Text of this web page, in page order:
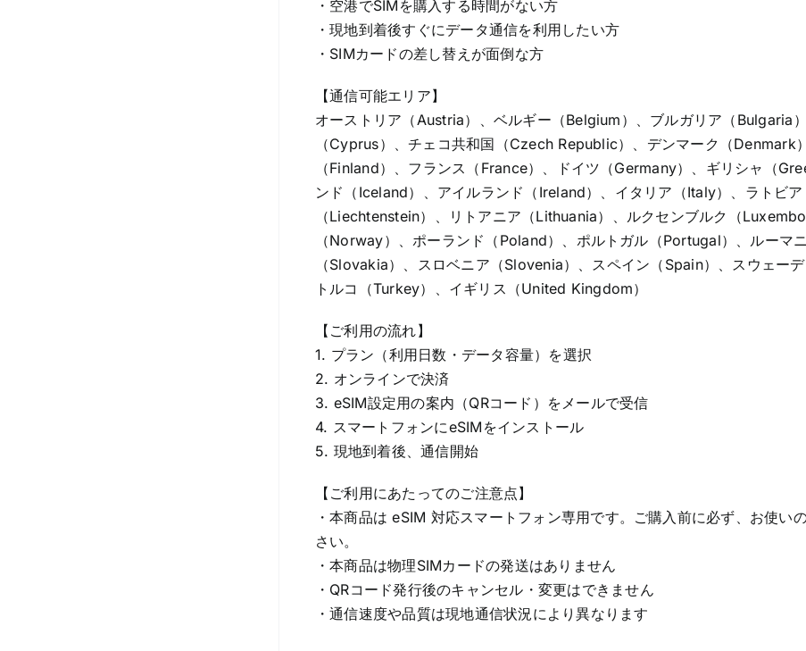
・空港でSIMを購入する時間がない方
・現地到着後すぐにデータ通信を利用したい方
・SIMカードの差し替えが面倒な方
【通信可能エリア】
オーストリア（Austria）、ベルギー（Belgium）、ブルガリア（Bulgaria
（Cyprus）、チェコ共和国（Czech Republic）、デンマーク（Denmark
（Finland）、フランス（France）、ドイツ（Germany）、ギリシャ（
ンド（Iceland）、アイルランド（Ireland）、イタリア（Italy）、ラトビ
（Liechtenstein）、リトアニア（Lithuania）、ルクセンブルク（
（Norway）、ポーランド（Poland）、ポルトガル（Portugal）、ルーマ
（Slovakia）、スロベニア（Slovenia）、スペイン（Spain）、スウェー
トルコ（Turkey）、イギリス（United Kingdom）
【ご利用の流れ】
1. プラン（利用日数・データ容量）を選択
2. オンラインで決済
3. eSIM設定用の案内（QRコード）をメールで受信
4. スマートフォンにeSIMをインストール
5. 現地到着後、通信開始
【ご利用にあたってのご注意点】
・本商品は eSIM 対応スマートフォン専用です。ご購入前に必ず、お使い
さい。
・本商品は物理SIMカードの発送はありません
・QRコード発行後のキャンセル・変更はできません
・通信速度や品質は現地通信状況により異なります